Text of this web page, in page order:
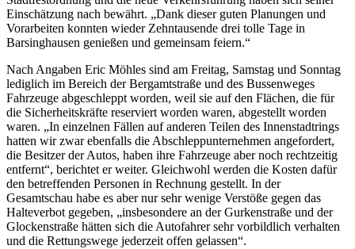
Einschätzung nach bewährt. „Dank dieser guten Planungen und
Vorarbeiten konnten wieder Zehntausende drei tolle Tage in
Barsinghausen genießen und gemeinsam feiern.“
Nach Angaben Eric Möhles sind am Freitag, Samstag und Sonntag
lediglich im Bereich der Bergamtstraße und des Bussenweges
Fahrzeuge abgeschleppt worden, weil sie auf den Flächen, die für
die Sicherheitskräfte reserviert worden waren, abgestellt worden
waren. „In einzelnen Fällen auf anderen Teilen des Innenstadtrings
hatten wir zwar ebenfalls die Abschleppunternehmen angefordert,
die Besitzer der Autos, haben ihre Fahrzeuge aber noch rechtzeitig
entfernt“, berichtet er weiter. Gleichwohl werden die Kosten dafür
den betreffenden Personen in Rechnung gestellt. In der
Gesamtschau habe es aber nur sehr wenige Verstöße gegen das
Halteverbot gegeben, „insbesondere an der Gurkenstraße und der
Glockenstraße hätten sich die Autofahrer sehr vorbildlich verhalten
und die Rettungswege jederzeit offen gelassen“.